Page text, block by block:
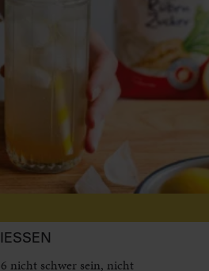
nicht schwer sein, nicht